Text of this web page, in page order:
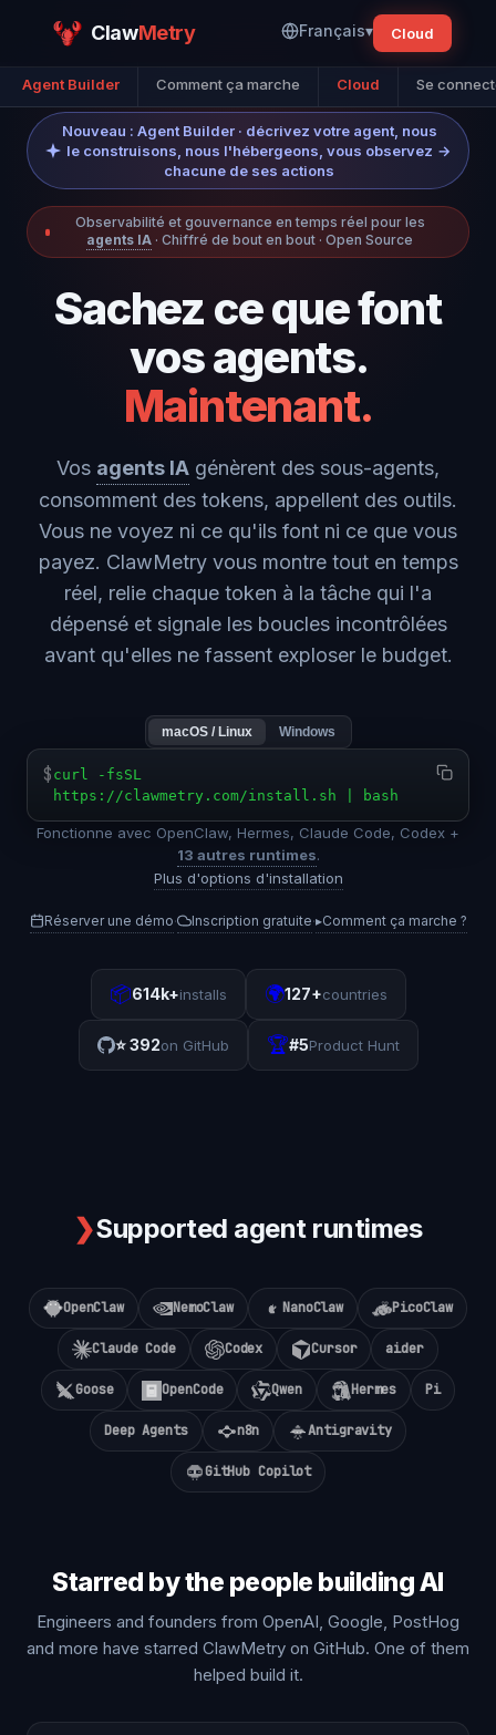
ClawMetry Français▾ Cloud
Agent Builder Comment ça marche Cloud Se
Nouveau : Agent Builder · décrivez votre agent, nous
le construisons, nous l'hébergeons, vous observez
chacune de ses actions
→
Observabilité et gouvernance en temps réel pour les
agents IA · Chiffré de bout en bout · Open Source
Sachez ce que font
vos agents.
Maintenant.
Vos agents IA génèrent des sous-agents,
consomment des tokens, appellent des outils.
Vous ne voyez ni ce qu'ils font ni ce que vous
payez. ClawMetry vous montre tout en temps
réel, relie chaque token à la tâche qui l'a
dépensé et signale les boucles incontrôlées
avant qu'elles ne fassent exploser le budget.
macOS / Linux Windows
$ curl -fsSL
https://clawmetry.com/install.sh | bash
Fonctionne avec OpenClaw, Hermes, Claude Code, Codex +
13 autres runtimes.
Plus d'options d'installation
Réserver une démo· Inscription gratuite·▸Comment ça marche ?
📦614k+installs 🌍127+countries
⭐392on GitHub 🏆#5Product Hunt
❯Supported agent runtimes
OpenClaw NemoClaw NanoClaw PicoClaw
Claude Code Codex Cursor aider
Goose OpenCode Qwen Hermes Pi
Deep Agents n8n Antigravity
GitHub Copilot
Starred by the people building AI
Engineers and founders from OpenAI, Google, PostHog
and more have starred ClawMetry on GitHub. One of them
helped build it.